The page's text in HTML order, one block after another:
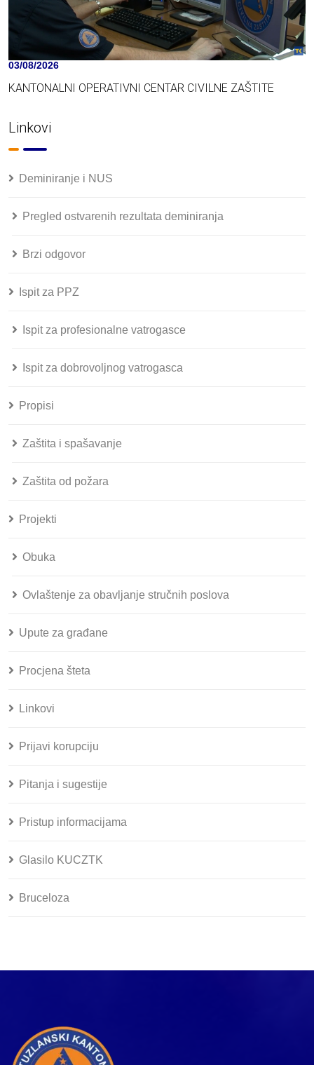
03/08/2026
KANTONALNI OPERATIVNI CENTAR CIVILNE ZAŠTITE
Linkovi
Deminiranje i NUS
Pregled ostvarenih rezultata deminiranja
Brzi odgovor
Ispit za PPZ
Ispit za profesionalne vatrogasce
Ispit za dobrovoljnog vatrogasca
Propisi
Zaštita i spašavanje
Zaštita od požara
Projekti
Obuka
Ovlaštenje za obavljanje stručnih poslova
Upute za građane
Procjena šteta
Linkovi
Prijavi korupciju
Pitanja i sugestije
Pristup informacijama
Glasilo KUCZTK
Bruceloza